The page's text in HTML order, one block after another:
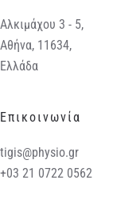
Αλκιμάχου 3 - 5,
Αθήνα, 11634,
Ελλάδα
Επικοινωνία
tigis@physio.gr
+03 21 0722 0562